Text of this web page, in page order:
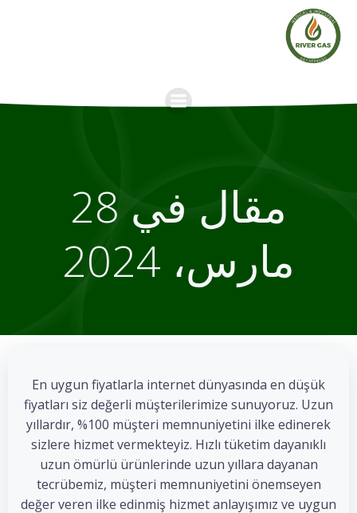
مقال في 28
مارس، 2024
En uygun fiyatlarla internet dünyasında en düşük
fiyatları siz değerli müşterilerimize sunuyoruz. Uzun
yıllardır, %100 müşteri memnuniyetini ilke edinerek
sizlere hizmet vermekteyiz. Hızlı tüketim dayanıklı
uzun ömürlü ürünlerinde uzun yıllara dayanan
tecrübemiz, müşteri memnuniyetini önemseyen
değer veren ilke edinmiş hizmet anlayışımız ve uygun